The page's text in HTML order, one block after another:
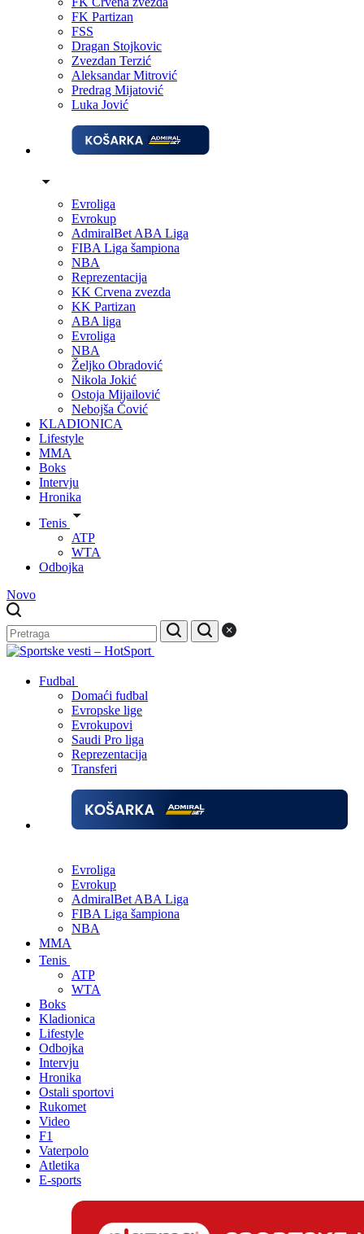
FK Partizan
FSS
Dragan Stojkovic
Zvezdan Terzić
Aleksandar Mitrović
Predrag Mijatović
Luka Jović
Evroliga
Evrokup
AdmiralBet ABA Liga
FIBA Liga šampiona
NBA
Reprezentacija
KK Crvena zvezda
KK Partizan
ABA liga
Evroliga
NBA
Željko Obradović
Nikola Jokić
Ostoja Mijailović
Nebojša Čović
KLADIONICA
Lifestyle
MMA
Boks
Intervju
Hronika
Tenis
ATP
WTA
Odbojka
Novo
Fudbal
Domaći fudbal
Evropske lige
Evrokupovi
Saudi Pro liga
Reprezentacija
Transferi
Evroliga
Evrokup
AdmiralBet ABA Liga
FIBA Liga šampiona
NBA
MMA
Tenis
ATP
WTA
Boks
Kladionica
Lifestyle
Odbojka
Intervju
Hronika
Ostali sportovi
Rukomet
Video
F1
Vaterpolo
Atletika
E-sports